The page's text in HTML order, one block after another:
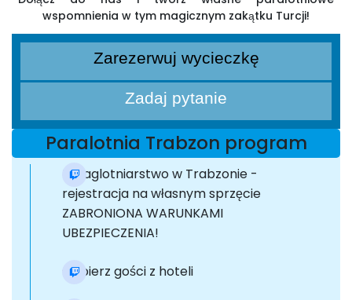
wspomnienia w tym magicznym zakątku Turcji!
Zarezerwuj wycieczkę
Zadaj pytanie
Paralotnia Trabzon program
Paraglotniarstwo w Trabzonie -
rejestracja na własnym sprzęcie
ZABRONIONA WARUNKAMI
UBEZPIECZENIA!
Odbierz gości z hoteli